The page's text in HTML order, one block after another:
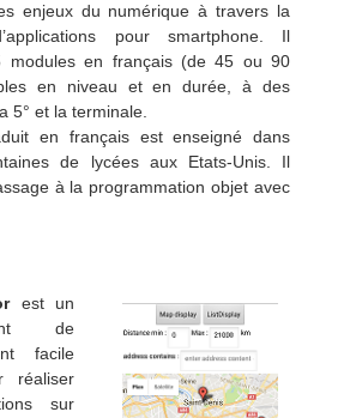
enjeux du numérique à travers la
pour smartphone. Il
modules en français (de 45 ou 90
en niveau et en durée, à des
5° et la terminale.
en français est enseigné dans
de lycées aux Etats-Unis. Il
à la programmation objet avec
est un
de
facile
réaliser
sur